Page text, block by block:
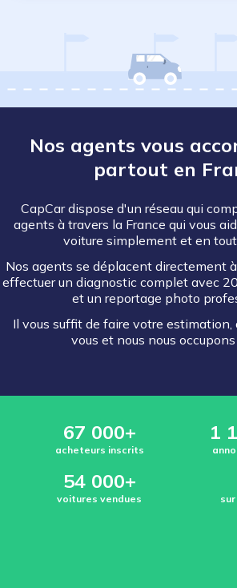
Nos agents vous
partout en
CapCar dispose d'un réseau qui
agents à travers la France qui vous
voiture simplement et en
Nos agents se déplacent directement
effectuer un diagnostic complet avec
et un reportage photo
Il vous suffit de faire votre estimation,
vous et nous nous
67 000+
acheteurs inscrits
1
54 000+
voitures vendues